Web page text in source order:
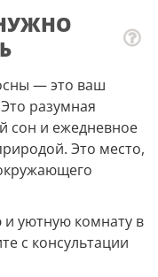
— это ваш
разумная
сон и ежедневное
Это место,
и уютную комнату в
с консультации